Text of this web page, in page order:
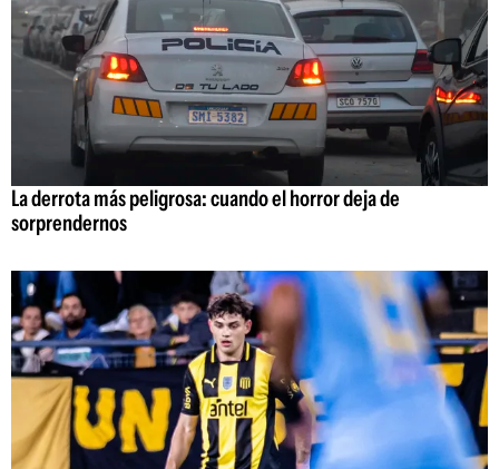
La derrota más peligrosa: cuando el horror deja de
sorprendernos